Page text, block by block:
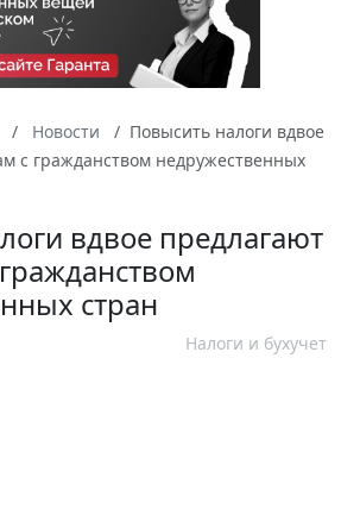
Новости
Повысить налоги вдвое
с гражданством недружественных
вдвое предлагают
стран
Налоги и бухучет